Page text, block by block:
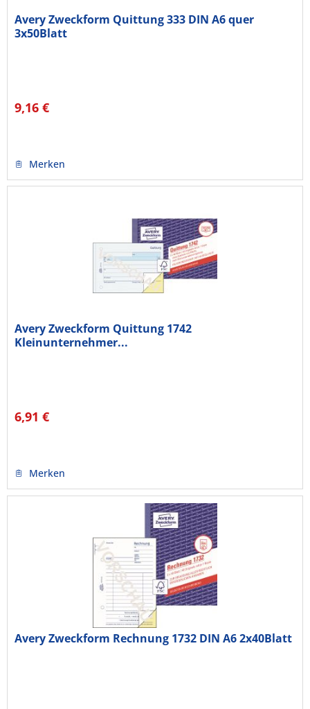
Avery Zweckform Quittung 333 DIN A6 quer
3x50Blatt
9,16 €
Merken
Avery Zweckform Quittung 1742
Kleinunternehmer...
6,91 €
Merken
Avery Zweckform Rechnung 1732 DIN A6 2x40Blatt